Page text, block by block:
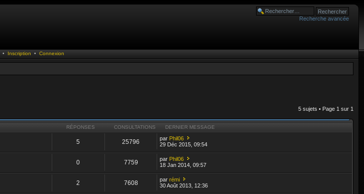
Recherche avancée
• Inscription • Connexion
5 sujets • Page 1 sur 1
RÉPONSES CONSULTATIONS DERNIER MESSAGE
5 25796 par Phil06
29 Déc 2015, 09:54
0 7759 par Phil06
18 Jan 2014, 09:57
2 7608 parrémi
30 Août 2013, 12:36